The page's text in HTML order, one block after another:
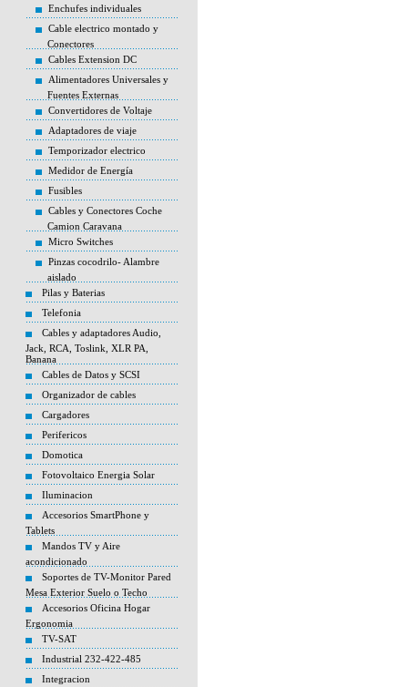
Enchufes individuales
Cable electrico montado y
Conectores
Cables Extension DC
Alimentadores Universales y
Fuentes Externas
Convertidores de Voltaje
Adaptadores de viaje
Temporizador electrico
Medidor de Energía
Fusibles
Cables y Conectores Coche
Camion Caravana
Micro Switches
Pinzas cocodrilo- Alambre
aislado
Pilas y Baterias
Telefonia
Cables y adaptadores Audio,
Jack, RCA, Toslink, XLR PA,
Banana
Cables de Datos y SCSI
Organizador de cables
Cargadores
Perifericos
Domotica
Fotovoltaico Energia Solar
Iluminacion
Accesorios SmartPhone y
Tablets
Mandos TV y Aire
acondicionado
Soportes de TV-Monitor Pared
Mesa Exterior Suelo o Techo
Accesorios Oficina Hogar
Ergonomia
TV-SAT
Industrial 232-422-485
Integracion